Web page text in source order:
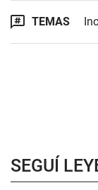
TEMAS
SEGUÍ